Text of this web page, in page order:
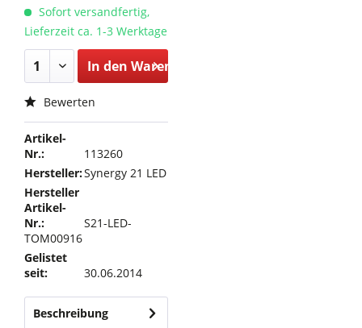
Sofort versandfertig,
Lieferzeit ca. 1-3 Werktage
In den Warenkorb
Bewerten
Artikel-
Nr.:
113260
Hersteller:Synergy 21 LED
Hersteller
Artikel-
Nr.:
S21-LED-
TOM00916
Gelistet
seit:
30.06.2014
Beschreibung